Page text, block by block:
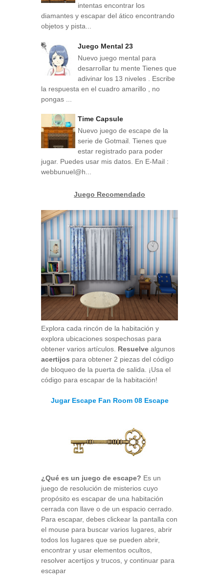
intentas encontrar los
diamantes y escapar del ático encontrando
objetos y pista...
Juego Mental 23
Nuevo juego mental para
desarrollar tu mente Tienes que
adivinar los 13 niveles . Escribe
la respuesta en el cuadro amarillo , no
pongas ...
Time Capsule
Nuevo juego de escape de la
serie de Gotmail. Tienes que
estar registrado para poder
jugar. Puedes usar mis datos. En E-Mail :
webbunuel@h...
Juego Recomendado
Explora cada rincón de la habitación y
explora ubicaciones sospechosas para
obtener varios artículos. Resuelve algunos
acertijos para obtener 2 piezas del código
de bloqueo de la puerta de salida. ¡Usa el
código para escapar de la habitación!
Jugar Escape Fan Room 08 Escape
¿Qué es un juego de escape? Es un
juego de resolución de misterios cuyo
propósito es escapar de una habitación
cerrada con llave o de un espacio cerrado.
Para escapar, debes clickear la pantalla con
el mouse para buscar varios lugares, abrir
todos los lugares que se pueden abrir,
encontrar y usar elementos ocultos,
resolver acertijos y trucos, y continuar para
escapar